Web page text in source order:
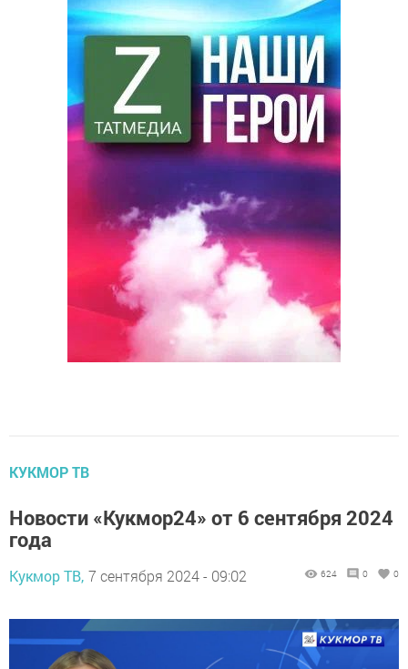
КУКМОР ТВ
года
Кукмор ТВ, 7 сентября 2024 - 09:02